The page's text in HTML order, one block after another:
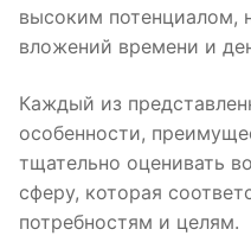
высоким потенциалом,
вложений времени и
Каждый из
особенности,
тщательно оценивать
сферу, которая
потребностям и целям.